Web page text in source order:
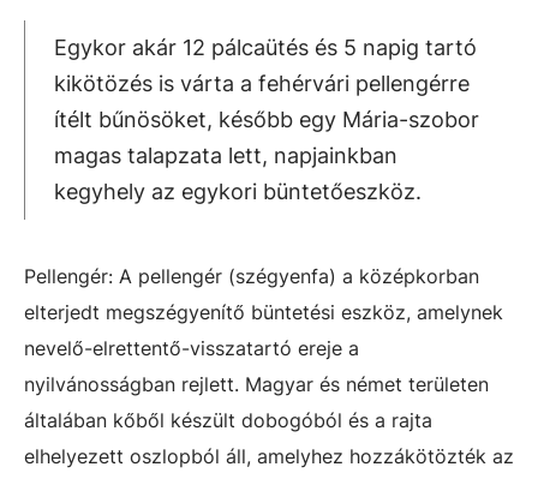
Egykor akár 12 pálcaütés és 5 napig tartó
kikötözés is várta a fehérvári pellengérre
ítélt bűnösöket, később egy Mária-szobor
magas talapzata lett, napjainkban
kegyhely az egykori büntetőeszköz.
Pellengér: A pellengér (szégyenfa) a középkorban
elterjedt megszégyenítő büntetési eszköz, amelynek
nevelő-elrettentő-visszatartó ereje a
nyilvánosságban rejlett. Magyar és német területen
általában kőből készült dobogóból és a rajta
elhelyezett oszlopból áll, amelyhez hozzákötözték az